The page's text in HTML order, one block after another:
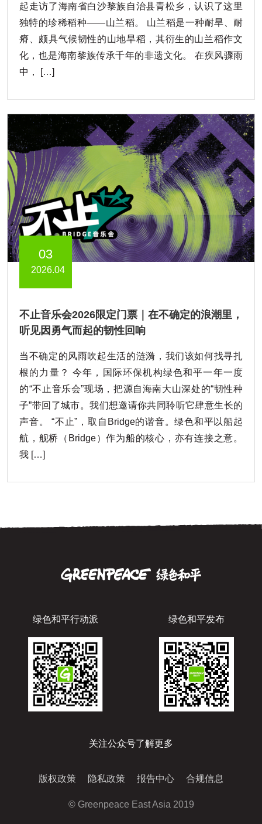
起走访了海南省白沙黎族自治县青松乡，认识了这里
独特的珍稀稻种——山兰稻。 山兰稻是一种耐旱、耐
瘠、颇具气候韧性的山地旱稻，其衍生的山兰稻作文
化，也是海南黎族传承千年的非遗文化。 在疾风骤雨
中， […]
03
2026.04
不止音乐会2026限定门票｜在不确定的浪潮里，
听见因勇气而起的韧性回响
当不确定的风雨吹起生活的涟漪，我们该如何找寻扎
根的力量？ 今年，国际环保机构绿色和平一年一度
的“不止音乐会”现场，把源自海南大山深处的“韧性种
子”带回了城市。我们想邀请你共同聆听它肆意生长的
声音。 “不止”，取自Bridge的谐音。绿色和平以船起
航，舰桥（Bridge）作为船的核心，亦有连接之意。
我 […]
绿色和平行动派 绿色和平发布
关注公众号了解更多
版权政策 隐私政策 报告中心 合规信息
© Greenpeace East Asia 2019